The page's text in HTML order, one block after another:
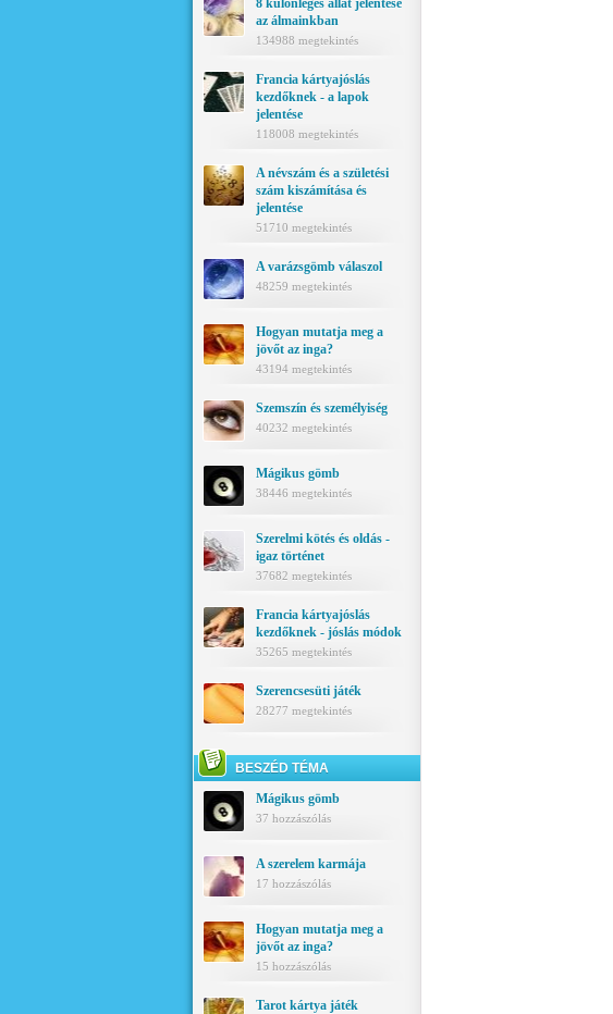
8 különleges állat jelentése
az álmainkban
134988 megtekintés
Francia kártyajóslás
kezdőknek - a lapok
jelentése
118008 megtekintés
A névszám és a születési
szám kiszámítása és
jelentése
51710 megtekintés
A varázsgömb válaszol
48259 megtekintés
Hogyan mutatja meg a
jövőt az inga?
43194 megtekintés
Szemszín és személyiség
40232 megtekintés
Mágikus gömb
38446 megtekintés
Szerelmi kötés és oldás -
igaz történet
37682 megtekintés
Francia kártyajóslás
kezdőknek - jóslás módok
35265 megtekintés
Szerencsesüti játék
28277 megtekintés
BESZÉD TÉMA
Mágikus gömb
37 hozzászólás
A szerelem karmája
17 hozzászólás
Hogyan mutatja meg a
jövőt az inga?
15 hozzászólás
Tarot kártya játék